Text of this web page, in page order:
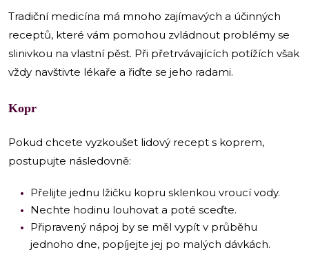
Tradiční medicína má mnoho zajímavých a účinných
receptů, které vám pomohou zvládnout problémy se
slinivkou na vlastní pěst. Při přetrvávajících potížích však
vždy navštivte lékaře a řiďte se jeho radami.
Kopr
Pokud chcete vyzkoušet lidový recept s koprem,
postupujte následovně:
Přelijte jednu lžičku kopru sklenkou vroucí vody.
Nechte hodinu louhovat a poté sceďte.
Připravený nápoj by se měl vypít v průběhu
jednoho dne, popíjejte jej po malých dávkách.